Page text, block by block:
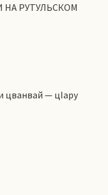
РУТУЛЬСКОМ
цванвай — цIару